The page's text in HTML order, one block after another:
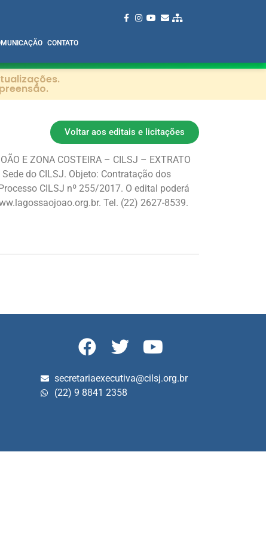
CONTATO
Voltar aos editais e licitações
E ZONA COSTEIRA – CILSJ – EXTRATO
do CILSJ. Objeto: Contratação dos
CILSJ nº 255/2017. O edital poderá
Tel. (22) 2627-8539.
secretariaexecutiva@cilsj.org.br
(22) 9 8841 2358